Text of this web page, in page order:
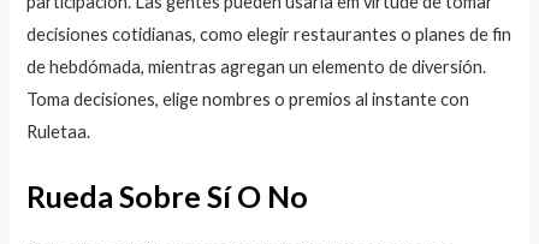
decisiones cotidianas, como elegir restaurantes o planes de fin
de hebdómada, mientras agregan un elemento de diversión.
Toma decisiones, elige nombres o premios al instante con
Ruletaa.
Rueda Sobre Sí O No